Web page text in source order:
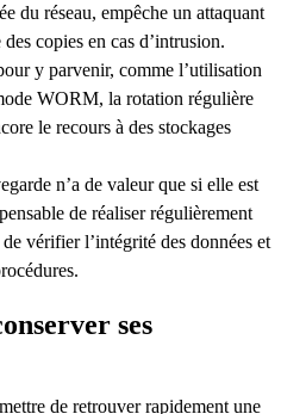
du réseau, empêche un attaquant
copies en cas d’intrusion.
y parvenir, comme l’utilisation
WORM, la rotation régulière
le recours à des stockages
n’a de valeur que si elle est
de réaliser régulièrement
vérifier l’intégrité des données et
ses
de retrouver rapidement une